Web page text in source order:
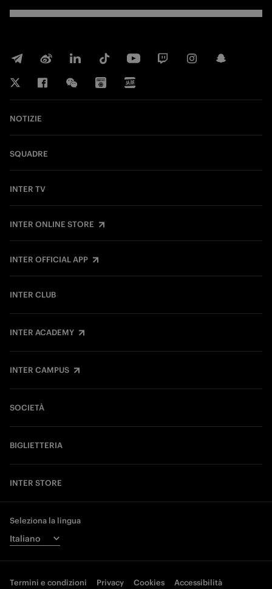
NOTIZIE
SQUADRE
INTER TV
INTER ONLINE STORE
INTER OFFICIAL APP
INTER CLUB
INTER ACADEMY
INTER CAMPUS
SOCIETÀ
BIGLIETTERIA
INTER STORE
Seleziona la lingua
Termini e condizioni Privacy Cookies Accessibilità